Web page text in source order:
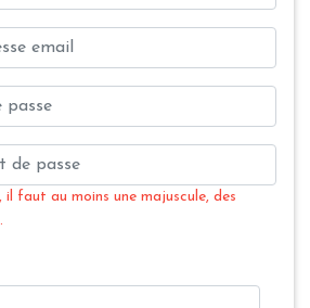
il faut au moins une majuscule, des